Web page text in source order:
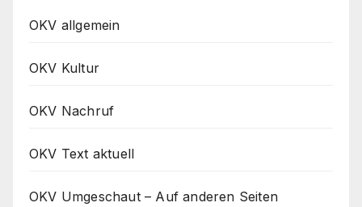
OKV allgemein
OKV Kultur
OKV Nachruf
OKV Text aktuell
OKV Umgeschaut – Auf anderen Seiten